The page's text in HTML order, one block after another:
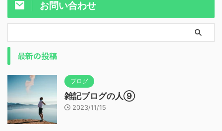
お問い合わせ
最新の投稿
ブログ
雑記ブログの人⑨
2023/11/15